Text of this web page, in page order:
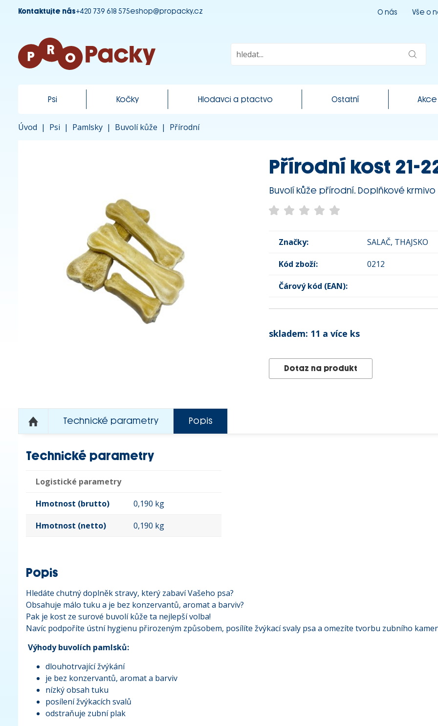
Kontaktujte nás+420 739 618 575eshop@propacky.cz O nás Vše o
Psi Kočky Hlodavci a ptactvo Ostatní Akce
Úvod | Psi | Pamlsky | Buvolí kůže | Přírodní
Přírodní kost 21-
Buvolí kůže přírodní. Doplňkové krmivo
Značky: SALAČ, THAJSKO
Kód zboží: 0212
Čárový kód (EAN):
skladem: 11 a více ks
Dotaz na produkt
Technické parametry Popis
Technické parametry
Logistické parametry
Hmotnost (brutto) 0,190 kg
Hmotnost (netto) 0,190 kg
Popis
Hledáte chutný doplněk stravy, který zabaví Vašeho psa?
Obsahuje málo tuku a je bez konzervantů, aromat a barviv?
Pak je kost ze surové buvolí kůže ta nejlepší volba!
Navíc podpoříte ústní hygienu přirozeným způsobem, posílíte žvýkací svaly psa a omezíte tvorbu zubního
Výhody buvolích pamlsků:
dlouhotrvající žvýkání
je bez konzervantů, aromat a barviv
nízký obsah tuku
posílení žvýkacích svalů
odstraňuje zubní plak